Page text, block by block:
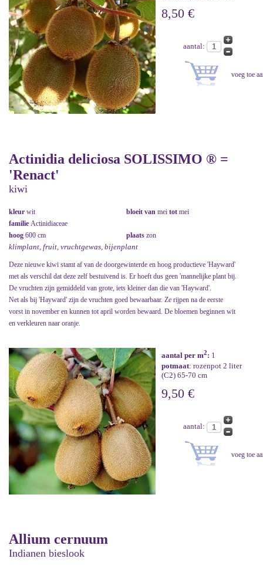
8,50 €
aantal:
Actinidia deliciosa SOLISSIMO ® =
'Renact'
kiwi
kleur wit bloeit van mei tot mei
familie Actinidiaceae
hoog 600 cm plaats zon
klimplant, fruit, vruchtgewas, bijenplant
Deze nieuwe kiwi stamt af van de doorgewinterde en hoog productieve 'Hayward'
met als verschil dat deze zelf bestuivend is. Er hoeft dus geen 'mannelijke plant bij.
De vruchten zijn gemiddeld van grote, iets kleiner dan die van 'Hayward'.
Net als bij 'Hayward' zijn de vruchten goed bewaarbaar. Ze rijpen na de eerste
vorst in november en kunnen tot april worden bewaard. De bloemen beginnen wit
en verkleuren naar oranje.
aantal per m2: 1
potmaat: rozenpot 2 liter
(C2) 65-70 cm
9,50 €
aantal:
Allium cernuum
Indianen bieslook